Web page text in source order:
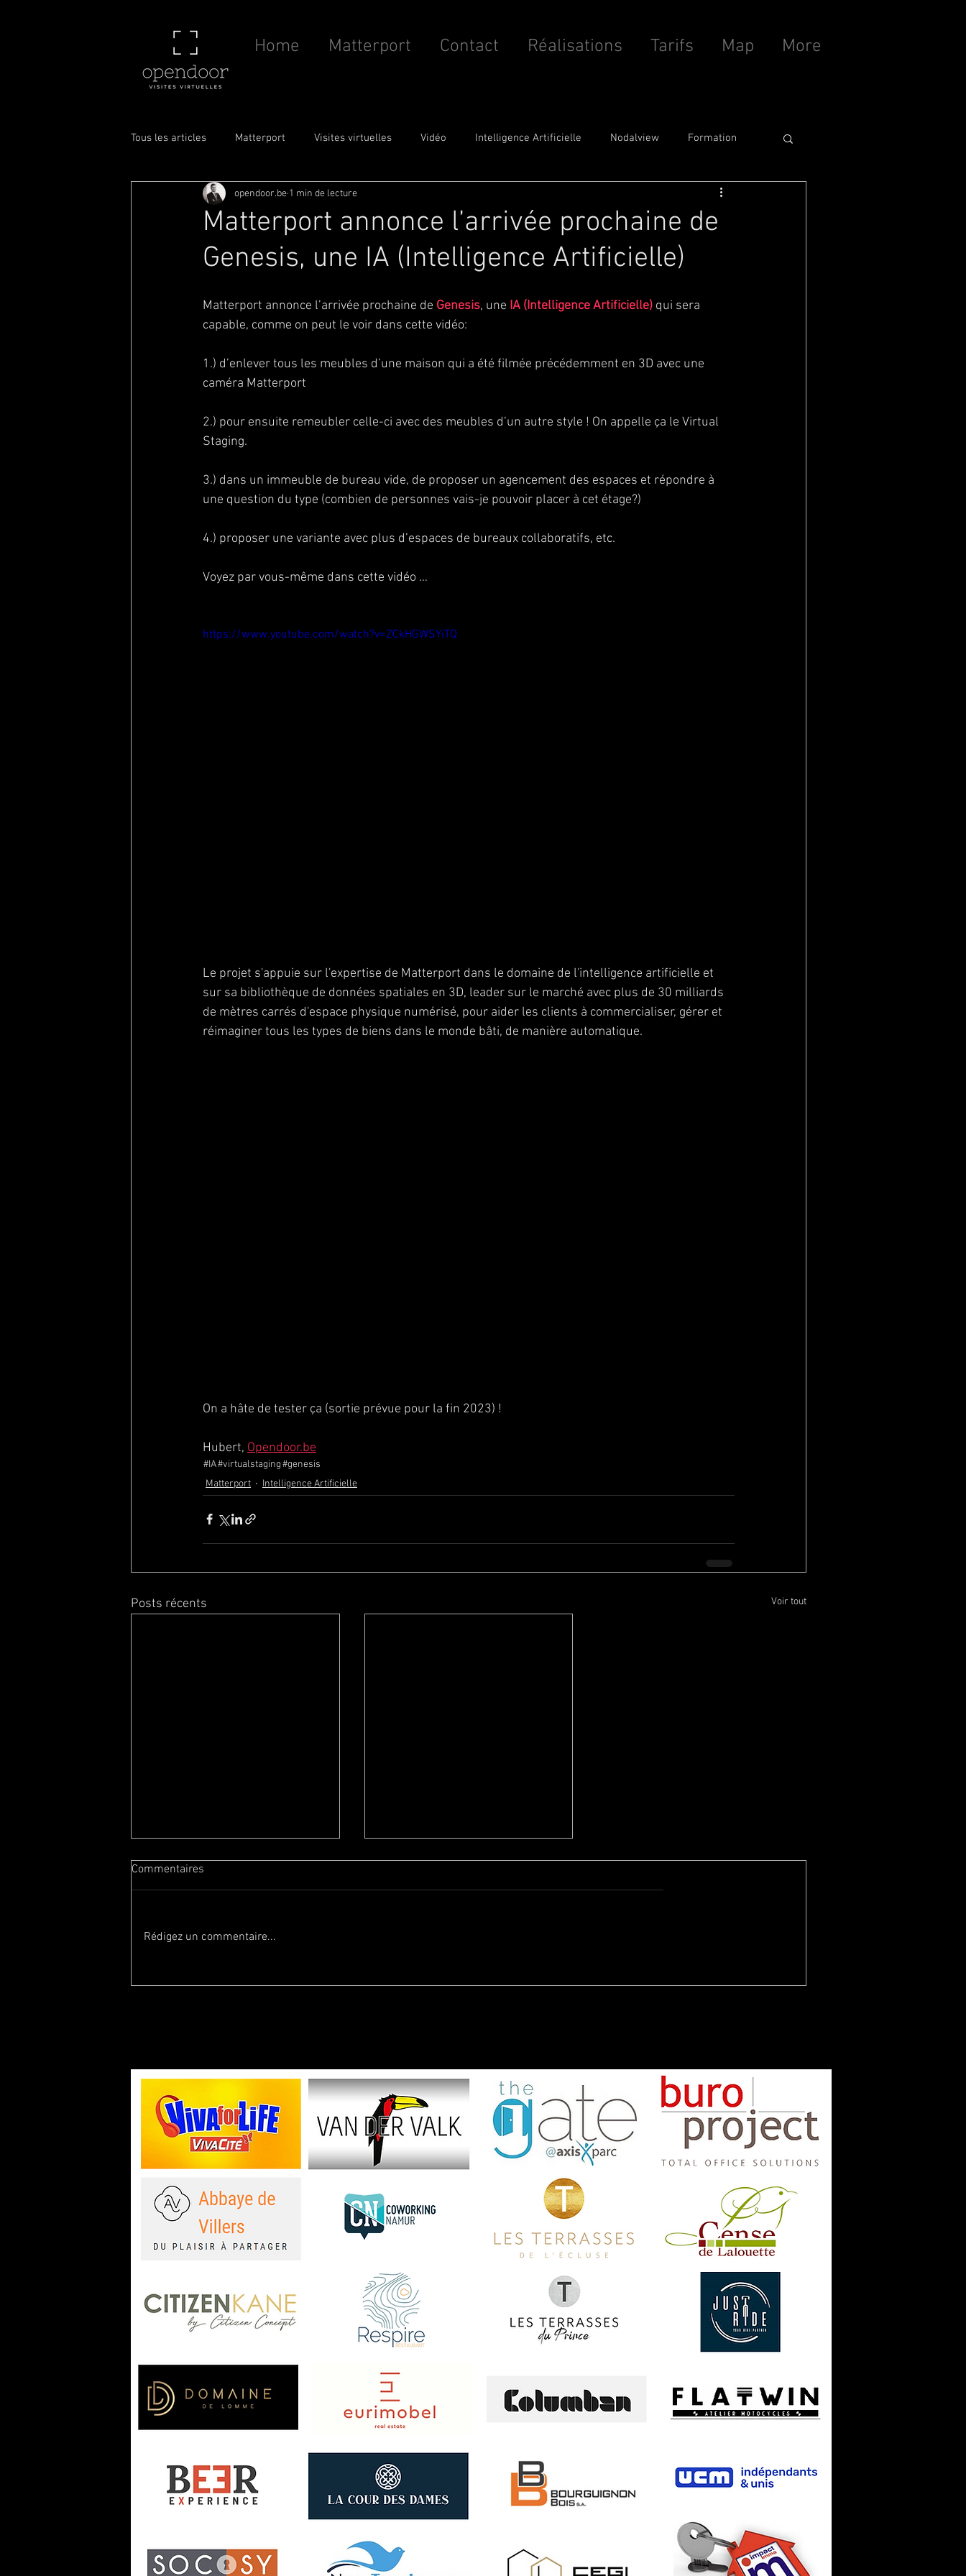
Home Matterport Contact Réalisations Tarifs Map More
Tous les articles Matterport Visites virtuelles Vidéo Intelligence Artificielle Nodalview Formation
Caméra Scan to BIM
Matterport annonce l’arrivée prochaine de
Genesis, une IA (Intelligence Artificielle)
opendoor.be 1 min de lecture
Matterport annonce l’arrivée prochaine de Genesis, une IA (Intelligence Artificielle) qui sera
capable, comme on peut le voir dans cette vidéo:
1.) d’enlever tous les meubles d’une maison qui a été filmée précédemment en 3D avec une
caméra Matterport
2.) pour ensuite remeubler celle-ci avec des meubles d’un autre style ! On appelle ça le Virtual
Staging.
3.) dans un immeuble de bureau vide, de proposer un agencement des espaces et répondre à
une question du type (combien de personnes vais-je pouvoir placer à cet étage?)
4.) proposer une variante avec plus d’espaces de bureaux collaboratifs, etc.
Voyez par vous-même dans cette vidéo …
https://www.youtube.com/watch?v=ZCkHGWSYiTQ
Le projet s'appuie sur l'expertise de Matterport dans le domaine de l'intelligence artificielle et
sur sa bibliothèque de données spatiales en 3D, leader sur le marché avec plus de 30 milliards
de mètres carrés d'espace physique numérisé, pour aider les clients à commercialiser, gérer et
réimaginer tous les types de biens dans le monde bâti, de manière automatique.
On a hâte de tester ça (sortie prévue pour la fin 2023) !
Hubert, Opendoor.be
#IA#virtualstaging#genesis
Matterport
Intelligence Artificielle
Posts récents Voir tout
Commentaires
Rédigez un commentaire...